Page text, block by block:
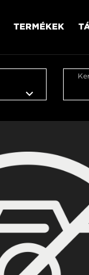
TERMÉKEK